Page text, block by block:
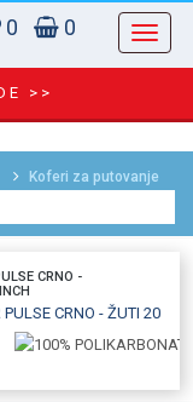
0 0
>>
Koferi za putovanje
CRNO -